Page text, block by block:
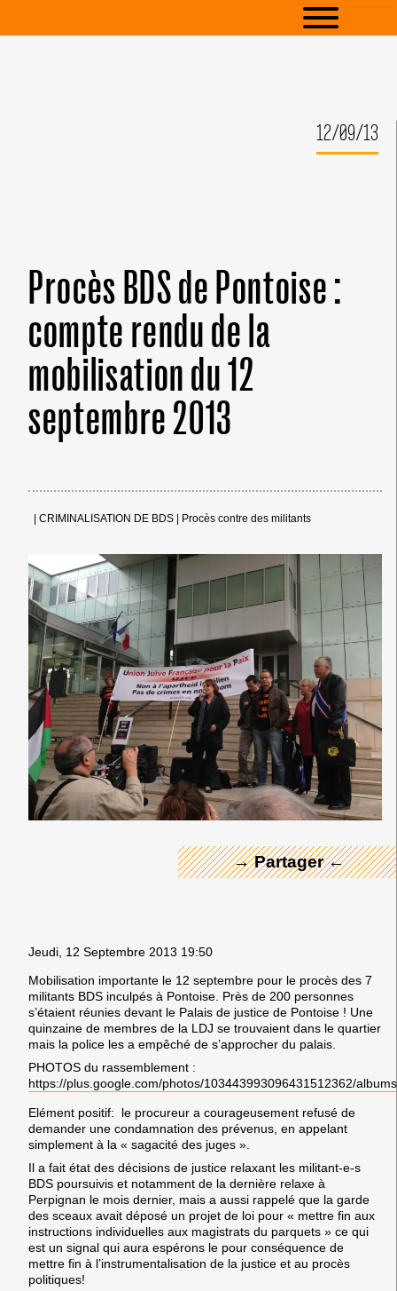
12/09/13
Procès BDS de Pontoise :
compte rendu de la
mobilisation du 12
septembre 2013
CRIMINALISATION DE BDS Procès contre des militants
→ Partager ←
← Merci ! →
Jeudi, 12 Septembre 2013 19:50
Mobilisation importante le 12 septembre pour le procès des 7
militants BDS inculpés à Pontoise. Près de 200 personnes
s’étaient réunies devant le Palais de justice de Pontoise ! Une
quinzaine de membres de la LDJ se trouvaient dans le quartier
mais la police les a empêché de s’approcher du palais.
PHOTOS du rassemblement :
https://plus.google.com/photos/103443993096431512362/
Elément positif: le procureur a courageusement refusé de
demander une condamnation des prévenus, en appelant
simplement à la « sagacité des juges ».
Il a fait état des décisions de justice relaxant les militant-e-s
BDS poursuivis et notamment de la dernière relaxe à
Perpignan le mois dernier, mais a aussi rappelé que la garde
des sceaux avait déposé un projet de loi pour « mettre fin aux
instructions individuelles aux magistrats du parquets » ce qui
est un signal qui aura espérons le pour conséquence de
mettre fin à l’instrumentalisation de la justice et au procès
politiques!